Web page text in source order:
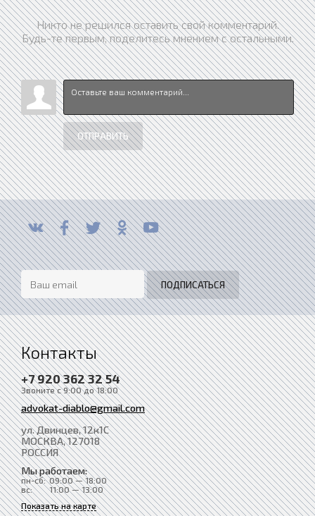
Никто не решился оставить свой комментарий.
Будь-те первым, поделитесь мнением с остальными.
ОТПРАВИТЬ
Контакты
+7 920 362 32 54
Звоните с 9:00 до 18:00
advokat-diablo@gmail.com
ул. Двинцев, 12к1С
МОСКВА, 127018
РОССИЯ
Мы работаем:
пн-сб: 09:00 — 18:00
вс:
11:00 — 13:00
Показать на карте